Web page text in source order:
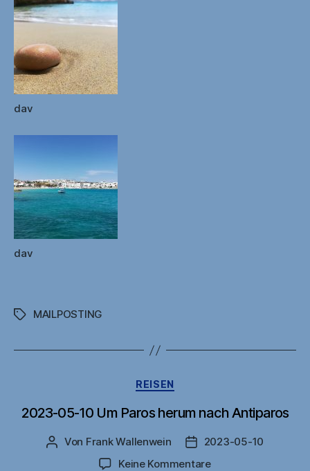
dav
dav
Schlagwörter
MAILPOSTING
Kategorien
REISEN
2023-05-10 Um Paros herum nach Antiparos
Beitragsautor
Von Frank Wallenwein
2023-05-10
Keine Kommentarezu